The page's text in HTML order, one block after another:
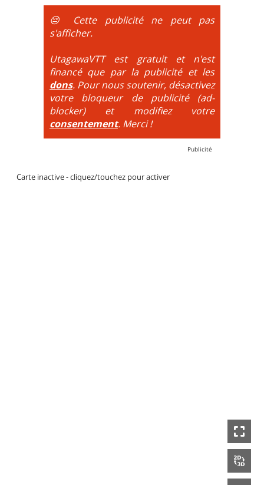
obligatoire.
DH / Gravity : Seule la descente se passe sur le vélo.
La montée est faite via navette ou remontée
mécanique. La difficulté de la descente est indiquée
par des couleurs lorsqu'il s'agit de bikeparks. Vélo
tout suspendu et protections du corps obligatoires.
😔 Cette publicité ne peut pas
s'afficher.
UtagawaVTT est gratuit et n'est
financé que par la publicité et les
dons. Pour nous soutenir, désactivez
votre bloqueur de publicité (ad-
blocker) et modifiez votre
consentement. Merci !